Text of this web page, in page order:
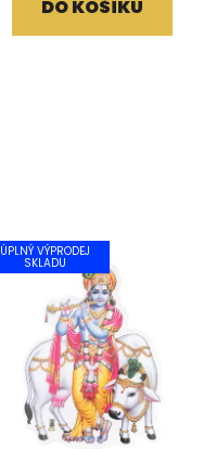
DO KOŠÍKU
ÚPLNÝ VÝPRODEJ
SKLADU